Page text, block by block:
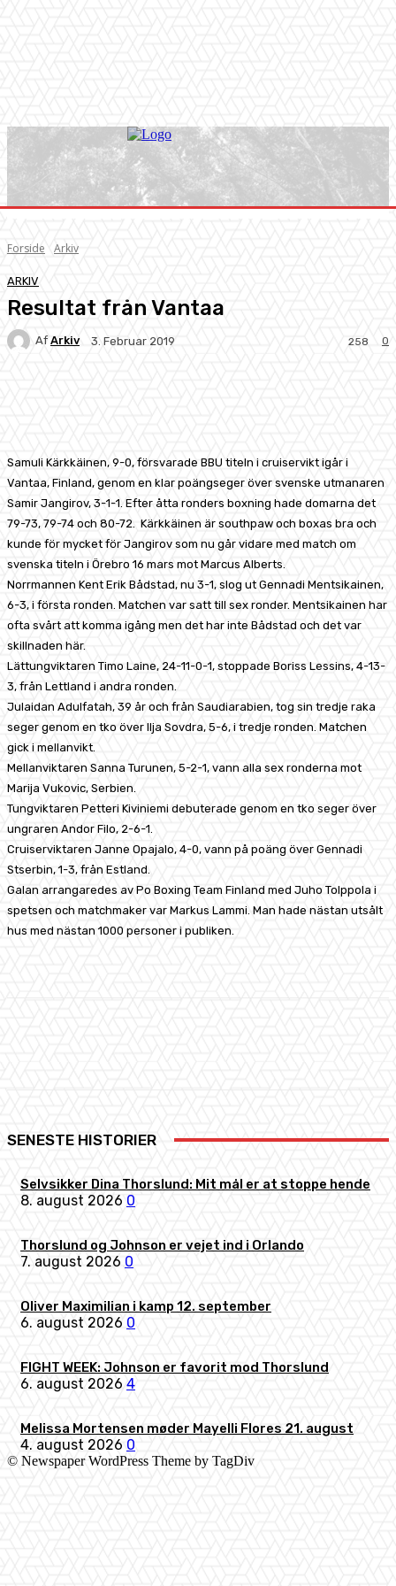
Forside Arkiv
ARKIV
Resultat från Vantaa
Af Arkiv 3. Februar 2019 0
258
Samuli Kärkkäinen, 9-0, försvarade BBU titeln i cruiservikt igår i
Vantaa, Finland, genom en klar poängseger över svenske utmanaren
Samir Jangirov, 3-1-1. Efter åtta ronders boxning hade domarna det
79-73, 79-74 och 80-72. Kärkkäinen är southpaw och boxas bra och
kunde för mycket för Jangirov som nu går vidare med match om
svenska titeln i Örebro 16 mars mot Marcus Alberts.
Norrmannen Kent Erik Bådstad, nu 3-1, slog ut Gennadi Mentsikainen,
6-3, i första ronden. Matchen var satt till sex ronder. Mentsikainen har
ofta svårt att komma igång men det har inte Bådstad och det var
skillnaden här.
Lättungviktaren Timo Laine, 24-11-0-1, stoppade Boriss Lessins, 4-13-
3, från Lettland i andra ronden.
Julaidan Adulfatah, 39 år och från Saudiarabien, tog sin tredje raka
seger genom en tko över Ilja Sovdra, 5-6, i tredje ronden. Matchen
gick i mellanvikt.
Mellanviktaren Sanna Turunen, 5-2-1, vann alla sex ronderna mot
Marija Vukovic, Serbien.
Tungviktaren Petteri Kiviniemi debuterade genom en tko seger över
ungraren Andor Filo, 2-6-1.
Cruiserviktaren Janne Opajalo, 4-0, vann på poäng över Gennadi
Stserbin, 1-3, från Estland.
Galan arrangaredes av Po Boxing Team Finland med Juho Tolppola i
spetsen och matchmaker var Markus Lammi. Man hade nästan utsålt
hus med nästan 1000 personer i publiken.
SENESTE HISTORIER
Selvsikker Dina Thorslund: Mit mål er at stoppe hende
8. august 2026 0
Thorslund og Johnson er vejet ind i Orlando
7. august 2026 0
Oliver Maximilian i kamp 12. september
6. august 2026 0
FIGHT WEEK: Johnson er favorit mod Thorslund
6. august 2026 4
Melissa Mortensen møder Mayelli Flores 21. august
4. august 2026 0
© Newspaper WordPress Theme by TagDiv